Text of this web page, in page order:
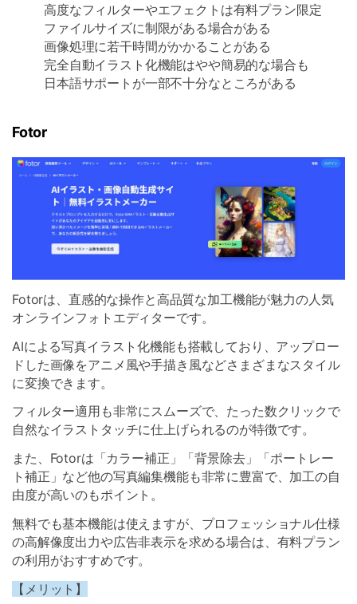
高度なフィルターやエフェクトは有料プラン限定
ファイルサイズに制限がある場合がある
画像処理に若干時間がかかることがある
完全自動イラスト化機能はやや簡易的な場合も
日本語サポートが一部不十分なところがある
Fotor
Fotorは、直感的な操作と高品質な加工機能が魅力の人気
オンラインフォトエディターです。
AIによる写真イラスト化機能も搭載しており、アップロー
ドした画像をアニメ風や手描き風などさまざまなスタイル
に変換できます。
フィルター適用も非常にスムーズで、たった数クリックで
自然なイラストタッチに仕上げられるのが特徴です。
また、Fotorは「カラー補正」「背景除去」「ポートレー
ト補正」など他の写真編集機能も非常に豊富で、加工の自
由度が高いのもポイント。
無料でも基本機能は使えますが、プロフェッショナル仕様
の高解像度出力や広告非表示を求める場合は、有料プラン
の利用がおすすめです。
【メリット】